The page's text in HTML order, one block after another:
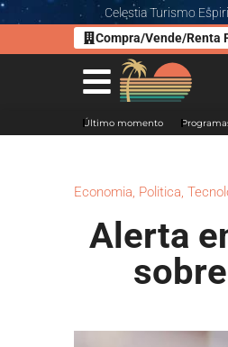
Celestia Turismo
Compra/Vende/Renta
Último momento
Economia, Politica,
Alerta